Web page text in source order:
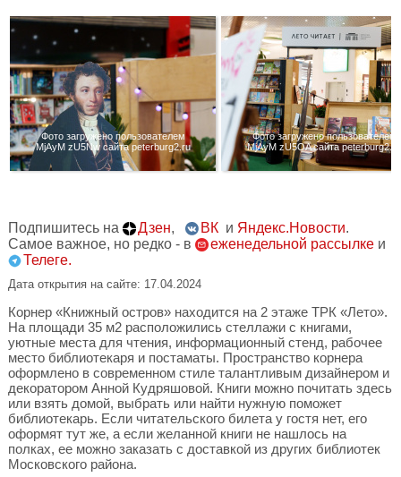
Фото загружено пользователем
MjAyM zU5Nw сайта peterburg2.ru
Фото загружено пользователем
MjAyM zU5OA сайта peterburg2.ru
Подпишитесь на Дзен, ВК и Яндекс.Новости.
Самое важное, но редко - в
еженедельной рассылке и
Телеге.
Дата открытия на сайте: 17.04.2024
Корнер «Книжный остров» находится на 2 этаже ТРК «Лето».
На площади 35 м2 расположились стеллажи с книгами,
уютные места для чтения, информационный стенд, рабочее
место библиотекаря и постаматы. Пространство корнера
оформлено в современном стиле талантливым дизайнером и
декоратором Анной Кудряшовой. Книги можно почитать здесь
или взять домой, выбрать или найти нужную поможет
библиотекарь. Если читательского билета у гостя нет, его
оформят тут же, а если желанной книги не нашлось на
полках, ее можно заказать с доставкой из других библиотек
Московского района.